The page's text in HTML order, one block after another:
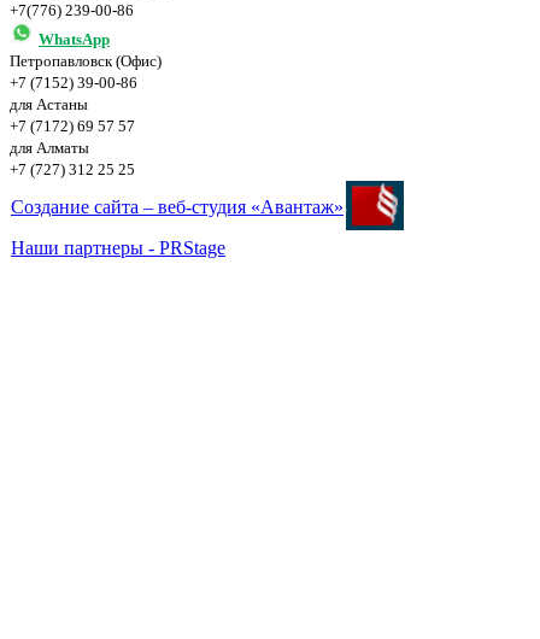
+7(776) 239-00-86
WhatsApp
Петропавловск (Офис)
+7 (7152) 39-00-86
для Астаны
+7 (7172) 69 57 57
для Алматы
+7 (727) 312 25 25
Создание сайта – веб-студия «Авантаж»
Наши партнеры - PRStage